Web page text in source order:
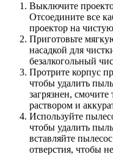
Выключите
Отсоедините все
проектор на
Приготовьте
насадкой для
безалкогольный
Протрите корпус
чтобы удалить
загрязнен,
раствором и
Используйте
чтобы удалить
вставляйте
отверстия, чтобы